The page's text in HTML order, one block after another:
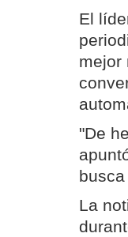
El
mejor
"De
La